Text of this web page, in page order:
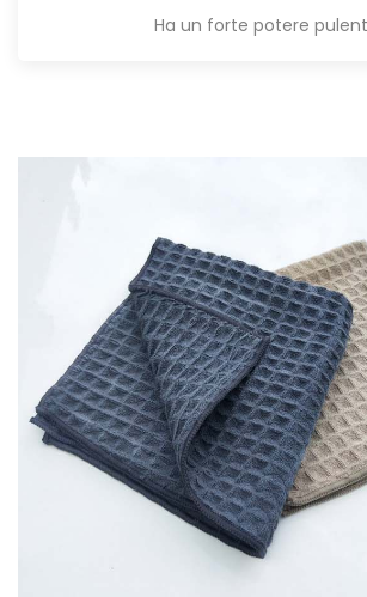
Ha un forte potere